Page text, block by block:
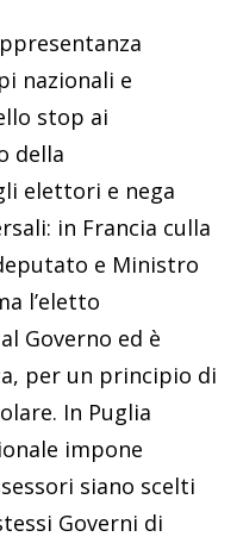
nazionali e
stop ai
della
elettori e nega
in Francia culla
e Ministro
l’eletto
Governo ed è
per un principio di
In Puglia
impone
siano scelti
Governi di